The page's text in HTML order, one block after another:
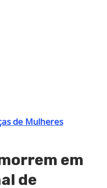
de Mulheres
em
de